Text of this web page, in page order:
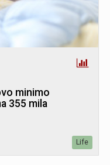
minimo
355 mila
Life